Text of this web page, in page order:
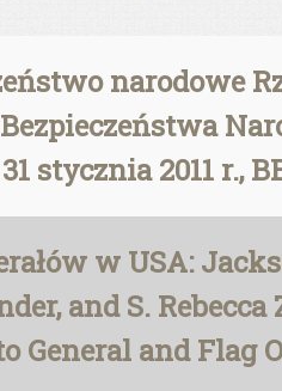
narodowe
stycznia 2011 r.,
w USA:
and S.
and Flag